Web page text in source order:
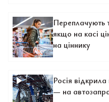
Переплачують
якщо на касі
на ціннику
Росія
— на